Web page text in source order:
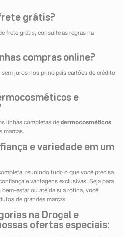
grátis?
frete grátis, consulte as regras na
compras online?
sem juros nos principais cartões de crédito
e
linhas completas de dermocosméticos
marcas.
e variedade em um
reunindo tudo o que você precisa
e vantagens exclusivas. Seja para
bem-estar ou até da sua rotina, você
de grandes marcas.
na Drogal e
ofertas especiais: